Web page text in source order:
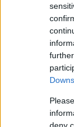
deny